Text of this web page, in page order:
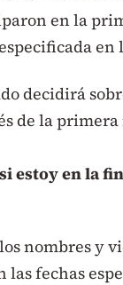
en la
decidirá
de la
estoy en la
nombres y
las fechas